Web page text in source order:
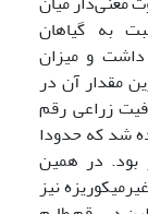
به گیاهان
و میزان
مقدار آن در
تنش 50 درصد طرفیت زراعی رقم
شد که حدودا
بود. در همین
نیز